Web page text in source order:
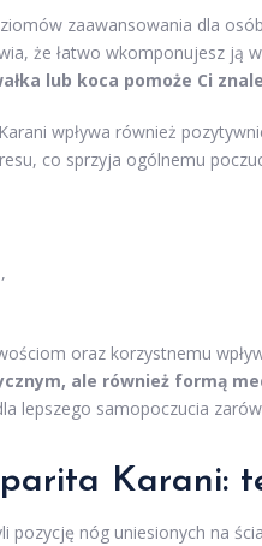
zaawansowania dla
że łatwo wkomponujesz ją
lub koca pomoże Ci
wpływa również
co sprzyja ogólnemu
oraz korzystnemu
ale również formą
lepszego samopoczucia
Karani:
pozycję nóg uniesionych na